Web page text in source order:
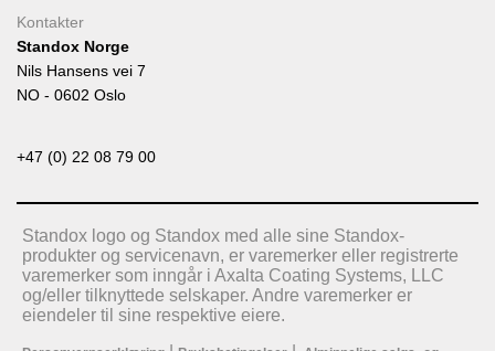
Kontakter
Standox Norge
Nils Hansens vei 7
NO - 0602 Oslo
+47 (0) 22 08 79 00
Standox logo og Standox med alle sine Standox-
produkter og servicenavn, er varemerker eller registrerte
varemerker som inngår i Axalta Coating Systems, LLC
og/eller tilknyttede selskaper. Andre varemerker er
eiendeler til sine respektive eiere.